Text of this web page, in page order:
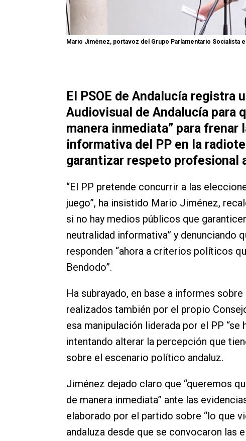
Mario Jiménez, portavoz del Grupo Parlamentario Socialista
El PSOE de Andalucía registra
Audiovisual de Andalucía para
manera inmediata” para frenar
informativa del PP en la
garantizar respeto profesional
“El PP pretende concurrir a las
juego”, ha insistido Mario Jiménez,
si no hay medios públicos que
neutralidad informativa” y denunciando
responden “ahora a criterios políticos
Bendodo”.
Ha subrayado, en base a informes
realizados también por el propio
esa manipulación liderada por el PP “se
intentando alterar la percepción que
sobre el escenario político andaluz.
Jiménez dejado claro que “queremos
de manera inmediata” ante las
elaborado por el partido sobre “lo que
andaluza desde que se convocaron las